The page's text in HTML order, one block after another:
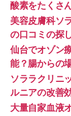
酸素をたくさ
美容皮膚科ソ
の口コミの探
仙台でオゾン
能？腸からの
ソララクリニ
ルニアの改善
大量自家血液